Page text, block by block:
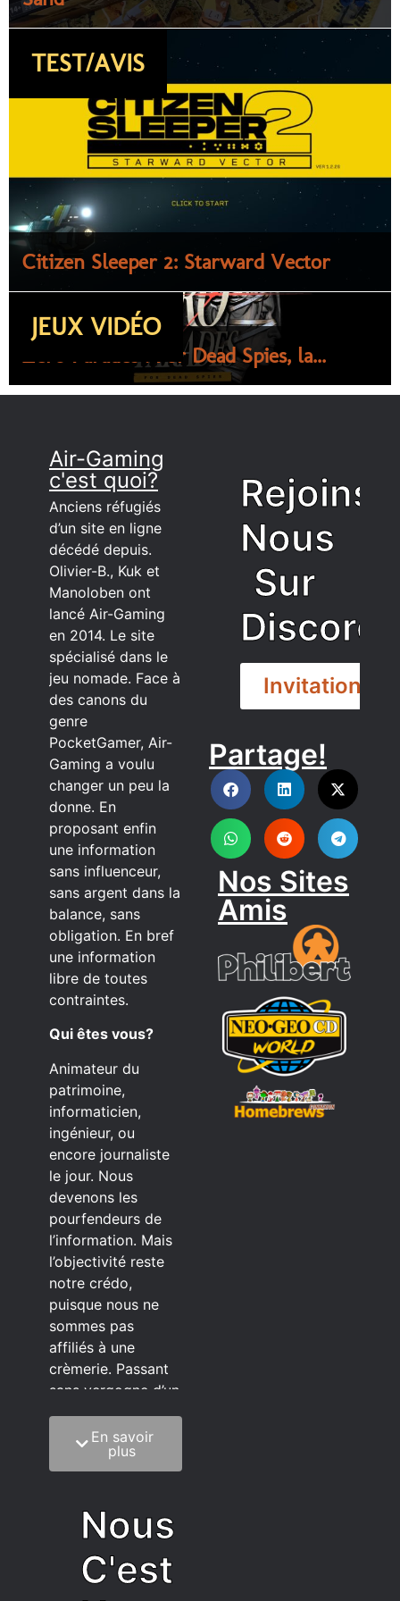
TEST/AVIS
Citizen Sleeper 2: Starward Vector
JEUX VIDÉO
Zero Parades : For Dead Spies, la...
Air-Gaming
c'est quoi?
Anciens réfugiés
d’un site en ligne
décédé depuis.
Olivier-B., Kuk et
Manoloben ont
lancé Air-Gaming
en 2014. Le site
spécialisé dans le
jeu nomade. Face à
des canons du
genre
PocketGamer, Air-
Gaming a voulu
changer un peu la
donne. En
proposant enfin
une information
sans influenceur,
sans argent dans la
balance, sans
obligation. En bref
une information
libre de toutes
contraintes.
Qui êtes vous?
Animateur du
patrimoine,
informaticien,
ingénieur, ou
encore journaliste
le jour. Nous
devenons les
pourfendeurs de
l’information. Mais
l’objectivité reste
notre crédo,
puisque nous ne
sommes pas
affiliés à une
crèmerie. Passant
sans vergogne d’un
C’est quoi notre
méthode?
sagesse de la
vieillesse à une
grosse dose
d’autodérision. On
En savoir
plus
Nous
C'est
Rejoins
Nous
Sur
Discord
Invitation
DISCORD
Partage!
Nos Sites
Amis